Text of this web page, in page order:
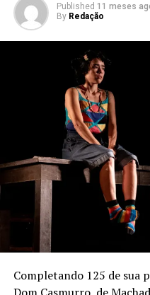
Published 11 meses
By Redação
Completando 125 de sua